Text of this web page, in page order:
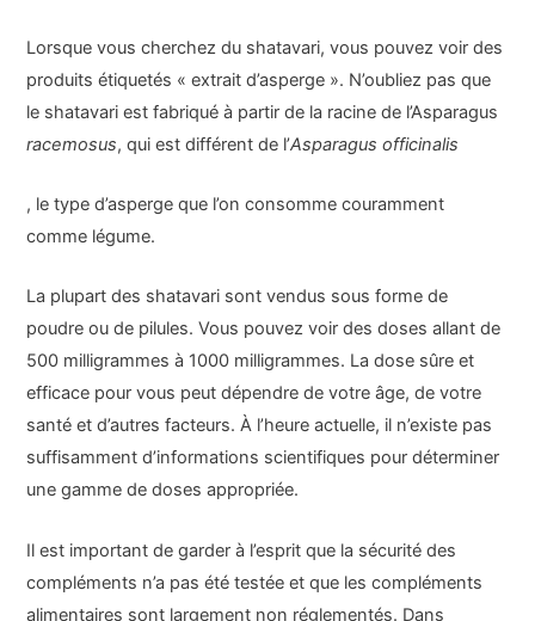
Lorsque vous cherchez du shatavari, vous pouvez voir des
produits étiquetés « extrait d’asperge ». N’oubliez pas que
le shatavari est fabriqué à partir de la racine de l’Asparagus
racemosus, qui est différent de l’Asparagus officinalis
, le type d’asperge que l’on consomme couramment
comme légume.
La plupart des shatavari sont vendus sous forme de
poudre ou de pilules. Vous pouvez voir des doses allant de
500 milligrammes à 1000 milligrammes. La dose sûre et
efficace pour vous peut dépendre de votre âge, de votre
santé et d’autres facteurs. À l’heure actuelle, il n’existe pas
suffisamment d’informations scientifiques pour déterminer
une gamme de doses appropriée.
Il est important de garder à l’esprit que la sécurité des
compléments n’a pas été testée et que les compléments
alimentaires sont largement non réglementés. Dans